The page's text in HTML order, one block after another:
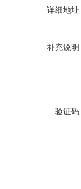
详细地址
补充说明
验证码